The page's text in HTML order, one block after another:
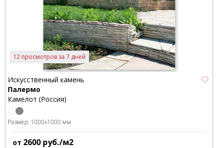
12 просмотров за 7 дней
Искусственный камень
Палермо
Камелот (Россия)
Размер: 1000x1000 мм
от 2600 руб./м2